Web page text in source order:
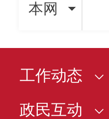
本网
工作动态
政民互动